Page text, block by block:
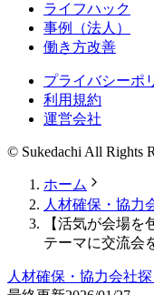
ライフハック
事例（法人）
働き方改善
プライバシーポ
利用規約
運営会社
© Sukedachi All Rights
ホーム
人材確保・協力
【活気が会場
テーマに交流会
人材確保・協力会社探